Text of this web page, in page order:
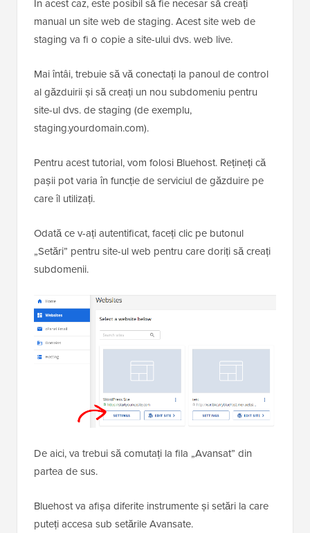
În acest caz, este posibil să fie necesar să creați
manual un site web de staging. Acest site web de
staging va fi o copie a site-ului dvs. web live.
Mai întâi, trebuie să vă conectați la panoul de control
al găzduirii și să creați un nou subdomeniu pentru
site-ul dvs. de staging (de exemplu,
staging.yourdomain.com).
Pentru acest tutorial, vom folosi Bluehost. Rețineți că
pașii pot varia în funcție de serviciul de găzduire pe
care îl utilizați.
Odată ce v-ați autentificat, faceți clic pe butonul
„Setări” pentru site-ul web pentru care doriți să creați
subdomenii.
De aici, va trebui să comutați la fila „Avansat” din
partea de sus.
Bluehost va afișa diferite instrumente și setări la care
puteți accesa sub setările Avansate.